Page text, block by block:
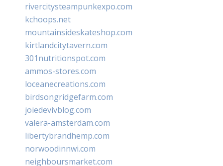
rivercitysteampunkexpo.com
kchoops.net
mountainsideskateshop.com
kirtlandcitytavern.com
301nutritionspot.com
ammos-stores.com
loceanecreations.com
birdsongridgefarm.com
joiedevivblog.com
valera-amsterdam.com
libertybrandhemp.com
norwoodinnwi.com
neighboursmarket.com